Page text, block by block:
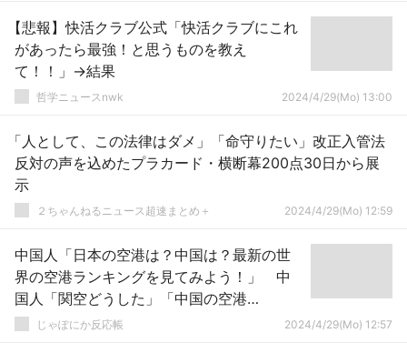
【悲報】快活クラブ公式「快活クラブにこれ
があったら最強！と思うものを教え
て！！」→結果
哲学ニュースnwk 2024/4/29(Mo) 13:00
「人として、この法律はダメ」「命守りたい」改正入管法
反対の声を込めたプラカード・横断幕200点30日から展
示
２ちゃんねるニュース超速まとめ＋ 2024/4/29(Mo) 12:59
中国人「日本の空港は？中国は？最新の世
界の空港ランキングを見てみよう！」 中
国人「関空どうした」「中国の空港
は・・」
じゃぽにか反応帳 2024/4/29(Mo) 12:57